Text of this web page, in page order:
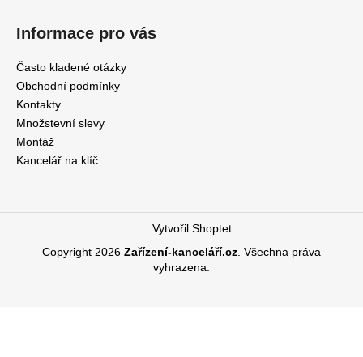
Informace pro vás
Často kladené otázky
Obchodní podmínky
Kontakty
Množstevní slevy
Montáž
Kancelář na klíč
Vytvořil Shoptet
Copyright 2026 Zařízení-kanceláří.cz . Všechna práva
vyhrazena.